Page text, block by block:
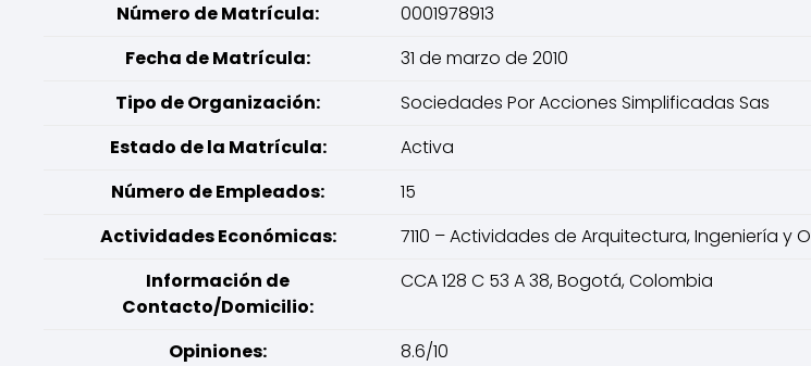
Número de Matrícula:
0001978913
Fecha de Matrícula:
31 de marzo de 2010
Tipo de Organización:
Sociedades Por Acciones Simplificadas Sas
Estado de la Matrícula:
Activa
Número de Empleados:
15
Actividades Económicas:
7110 – Actividades de Arquitectura, Ingeniería
Información de
Contacto/Domicilio:
CCA 128 C 53 A 38, Bogotá, Colombia
Opiniones:
8.6/10